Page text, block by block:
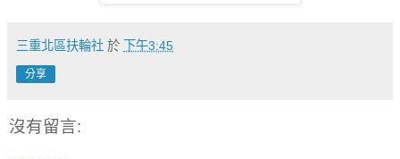
三重北區扶輪社 於 下午3:45
分享
沒有留言: